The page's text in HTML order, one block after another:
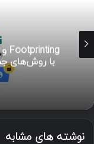
با روش‌های
نوشته های مشابه